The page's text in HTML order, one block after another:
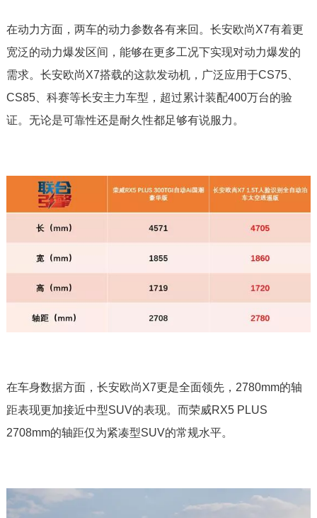
在动力方面，两车的动力参数各有来回。长安欧尚X7有着更
宽泛的动力爆发区间，能够在更多工况下实现对动力爆发的
需求。长安欧尚X7搭载的这款发动机，广泛应用于CS75、
CS85、科赛等长安主力车型，超过累计装配400万台的验
证。无论是可靠性还是耐久性都足够有说服力。
在车身数据方面，长安欧尚X7更是全面领先，2780mm的轴
距表现更加接近中型SUV的表现。而荣威RX5 PLUS
2708mm的轴距仅为紧凑型SUV的常规水平。